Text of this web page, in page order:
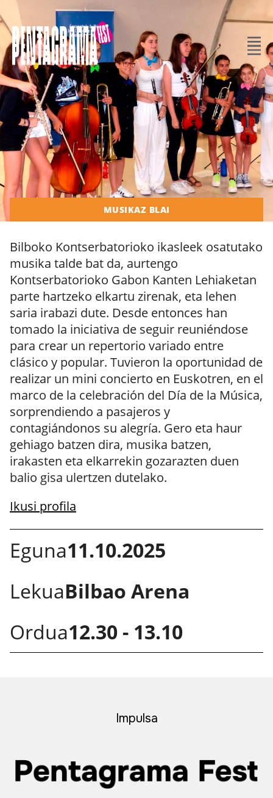
MUSIKAZ BLAI
Bilboko Kontserbatorioko ikasleek osatutako
musika talde bat da, aurtengo
Kontserbatorioko Gabon Kanten Lehiaketan
parte hartzeko elkartu zirenak, eta lehen
saria irabazi dute. Desde entonces han
tomado la iniciativa de seguir reuniéndose
para crear un repertorio variado entre
clásico y popular. Tuvieron la oportunidad de
realizar un mini concierto en Euskotren, en el
marco de la celebración del Día de la Música,
sorprendiendo a pasajeros y
contagiándonos su alegría. Gero eta haur
gehiago batzen dira, musika batzen,
irakasten eta elkarrekin gozarazten duen
balio gisa ulertzen dutelako.
Ikusi profila
Eguna11.10.2025
LekuaBilbao Arena
Ordua12.30 - 13.10
Impulsa